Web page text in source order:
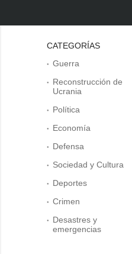
CATEGORÍAS
Guerra
Reconstrucción de
Ucrania
Política
Economía
Defensa
Sociedad y Cultura
Deportes
Crimen
Desastres y
emergencias